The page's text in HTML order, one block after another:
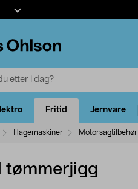
Fritid Jernvare
Hagemaskiner Motorsagtilbehør
tømmerjigg